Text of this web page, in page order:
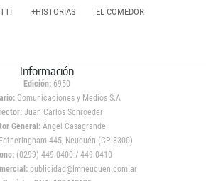
+HISTORIAS EL COMEDOR
Información
Edición: 6950
Comunicaciones y Medios S.A
Juan Carlos Schroeder
General:Ángel Casagrande
445, Neuquén (CP 8300)
(0299) 449 0400 / 449 0410
publicidad@lmneuquen.com.ar